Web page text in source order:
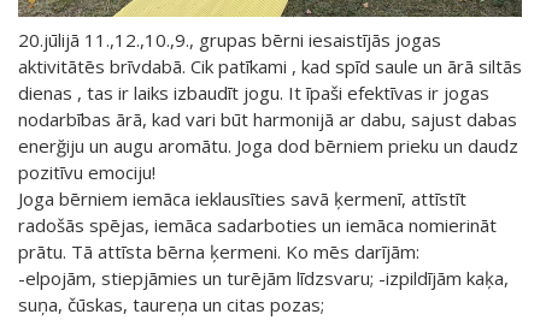
20.jūlijā 11.,12.,10.,9., grupas bērni iesaistījās jogas
aktivitātēs brīvdabā. Cik patīkami , kad spīd saule un ārā siltās
dienas , tas ir laiks izbaudīt jogu. It īpaši efektīvas ir jogas
nodarbības ārā, kad vari būt harmonijā ar dabu, sajust dabas
enerğiju un augu aromātu. Joga dod bērniem prieku un daudz
pozitīvu emociju!
Joga bērniem iemāca ieklausīties savā ķermenī, attīstīt
radošās spējas, iemāca sadarboties un iemāca nomierināt
prātu. Tā attīsta bērna ķermeni. Ko mēs darījām:
-elpojām, stiepjāmies un turējām līdzsvaru; -izpildījām kaķa,
suņa, čūskas, taureņa un citas pozas;